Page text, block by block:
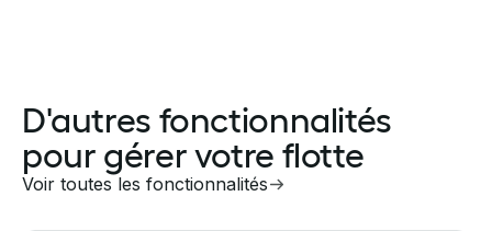
D'autres fonctionnalités
pour gérer votre flotte
Voir toutes les fonctionnalités